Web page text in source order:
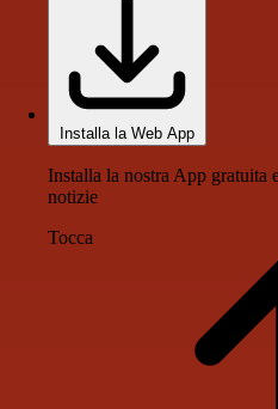
Installa la Web App
Installa la nostra App gratuita
notizie
Tocca